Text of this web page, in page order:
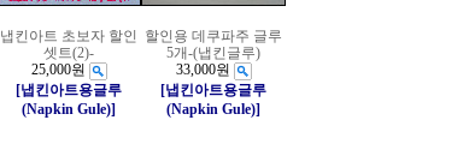
냅킨아트 초보자 할인
셋트(2)-
25,000원
[냅킨아트용글루
(Napkin Gule)]
할인용 데쿠파주 글루
5개-(냅킨글루)
33,000원
[냅킨아트용글루
(Napkin Gule)]